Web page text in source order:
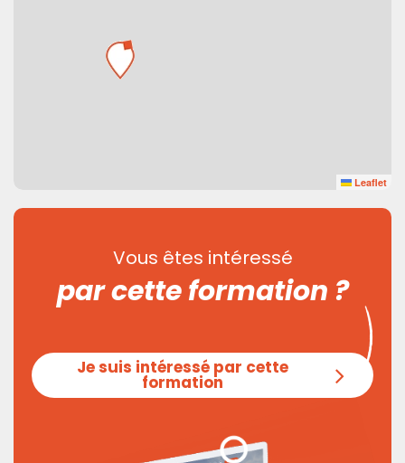
Leaflet
Vous êtes intéressé
par cette formation ?
Je suis intéressé par cette
formation